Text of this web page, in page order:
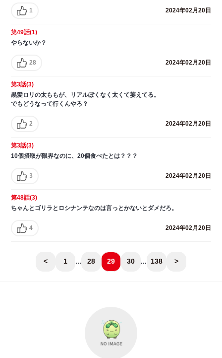
1 2024年02月20日
第49話(1)
やらないか？
28 2024年02月20日
第3話(3)
黒髪ロリの太ももが、リアルぽくなく太くて萎えてる。
でもどうなって行くんやろ？
2 2024年02月20日
第3話(3)
10個摂取が限界なのに、20個食べたとは？？？
3 2024年02月20日
第48話(3)
ちゃんとゴリラとロシナンテなのは言っとかないとダメだろ。
4 2024年02月20日
< 1 ... 28 29 30 ... 138 >